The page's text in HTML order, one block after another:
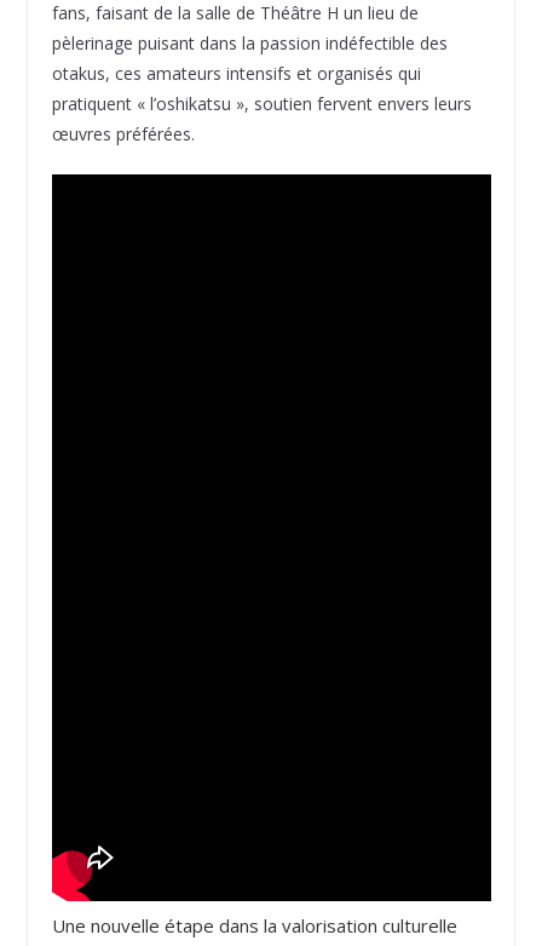
fans, faisant de la salle de Théâtre H un lieu de
pèlerinage puisant dans la passion indéfectible des
otakus, ces amateurs intensifs et organisés qui
pratiquent « l’oshikatsu », soutien fervent envers leurs
œuvres préférées.
Une nouvelle étape dans la valorisation culturelle